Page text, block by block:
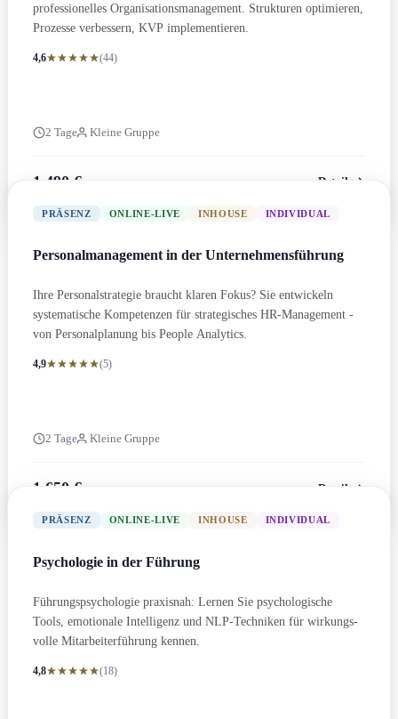
professionelles Organis­ations­management. Strukturen optimieren,
Prozesse verbessern, KVP implement­ieren.
4,6 (44)
2 Tage Kleine Gruppe
1.490 € Details
PRÄSENZ ONLINE-LIVE INHOUSE INDIVIDUAL
Personal­management in der Unternehmens­führung
Ihre Personalstrategie braucht klaren Fokus? Sie entwickeln
systematische Kompetenzen für strategisches HR-Management -
von Personal­planung bis People Analytics.
4,9 (5)
2 Tage Kleine Gruppe
1.650 € Details
PRÄSENZ ONLINE-LIVE INHOUSE INDIVIDUAL
Psychologie in der Führung
Führungs­psychologie praxisnah: Lernen Sie psychologische
Tools, emotionale Intelligenz und NLP-Techniken für wirkungs­
volle Mitarbeiter­führung kennen.
4,8 (18)